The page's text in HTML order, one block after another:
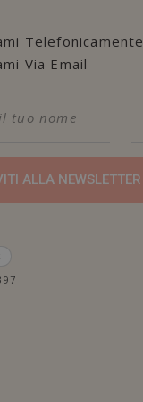
Telefonicamente
Via Email
ALLA NEWSLETTER